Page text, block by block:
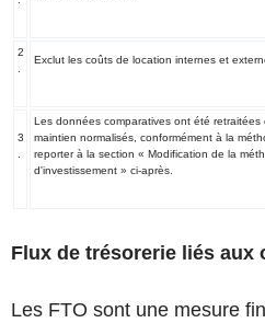
2
Exclut les coûts de location internes et
3
Les données comparatives ont été
maintien normalisés, conformément à la
reporter à la section « Modification de la
d'investissement » ci-après.
Flux de trésorerie liés aux
Les FTO sont une mesure